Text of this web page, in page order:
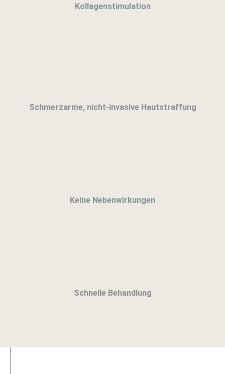
Kollagenstimulation
Schmerzarme, nicht-invasive Hautstraffung
Keine Nebenwirkungen
Schnelle Behandlung